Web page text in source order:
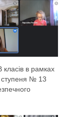
класів в рамках
№ 13